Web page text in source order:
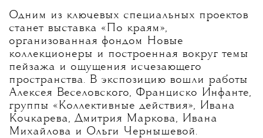
Одним из ключевых специальных проектов
станет выставка «По краям»,
организованная фондом Новые
коллекционеры и построенная вокруг темы
пейзажа и ощущения исчезающего
пространства. В экспозицию вошли работы
Алексея Веселовского, Франциско Инфанте,
группы «Коллективные действия», Ивана
Кочкарева, Дмитрия Маркова, Ивана
Михайлова и Ольги Чернышевой.